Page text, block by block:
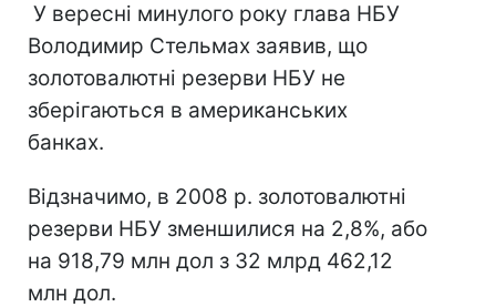
У вересні минулого року глава НБУ
Володимир Стельмах заявив, що
золотовалютні резерви НБУ не
зберігаються в американських
банках.
Відзначимо, в 2008 р. золотовалютні
резерви НБУ зменшилися на 2,8%, або
на 918,79 млн дол з 32 млрд 462,12
млн дол.